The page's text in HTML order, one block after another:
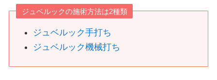
ジュベルックの施術方法は2種類
ジュベルック手打ち
ジュベルック機械打ち